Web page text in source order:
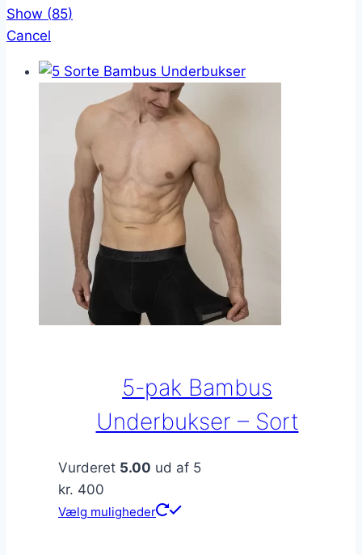
Show (85)
Cancel
5-pak Bambus
Underbukser – Sort
Vurderet 5.00 ud af 5
kr. 400
Vælg muligheder
Dette